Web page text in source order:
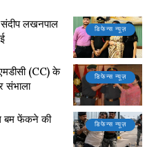
डिफेन्स न्यूज़
लखनपाल
डिफेन्स न्यूज़
(CC) के
संभाला
डिफेन्स न्यूज़
बम फेंकने की